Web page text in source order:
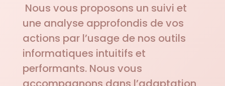
Nous vous proposons un suivi et
une analyse approfondis de vos
actions par l’usage de nos outils
informatiques intuitifs et
performants. Nous vous